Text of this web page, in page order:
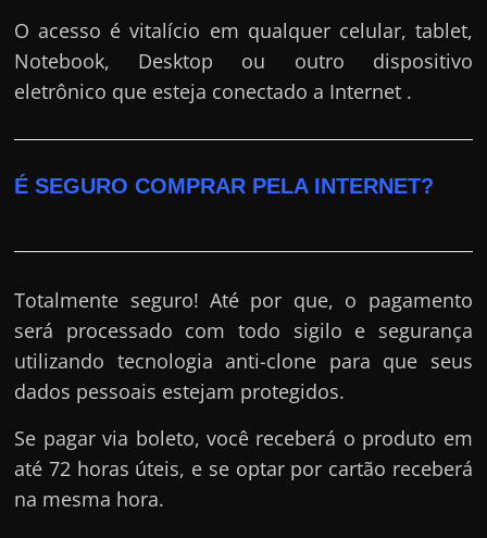
O acesso é vitalício em qualquer celular, tablet,
Notebook, Desktop ou outro dispositivo
eletrônico que esteja conectado a Internet .
É SEGURO COMPRAR PELA INTERNET?
Totalmente seguro! Até por que, o pagamento
será processado com todo sigilo e segurança
utilizando tecnologia anti-clone para que seus
dados pessoais estejam protegidos.
Se pagar via boleto, você receberá o produto em
até 72 horas úteis, e se optar por cartão receberá
na mesma hora.